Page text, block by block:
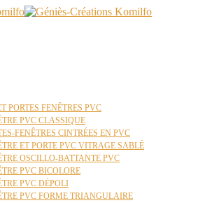
PORTES FENÊTRES PVC
PVC CLASSIQUE
FENÊTRES CINTRÉES EN PVC
ET PORTE PVC VITRAGE SABLÉ
OSCILLO-BATTANTE PVC
PVC BICOLORE
PVC DÉPOLI
PVC FORME TRIANGULAIRE